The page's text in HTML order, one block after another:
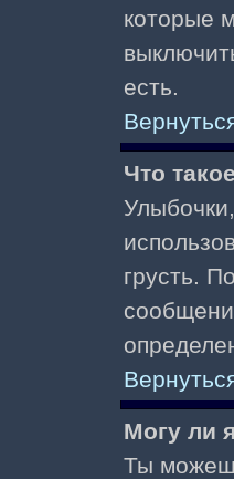
которые
есть.
Что
грусть.
Могу ли
Ты